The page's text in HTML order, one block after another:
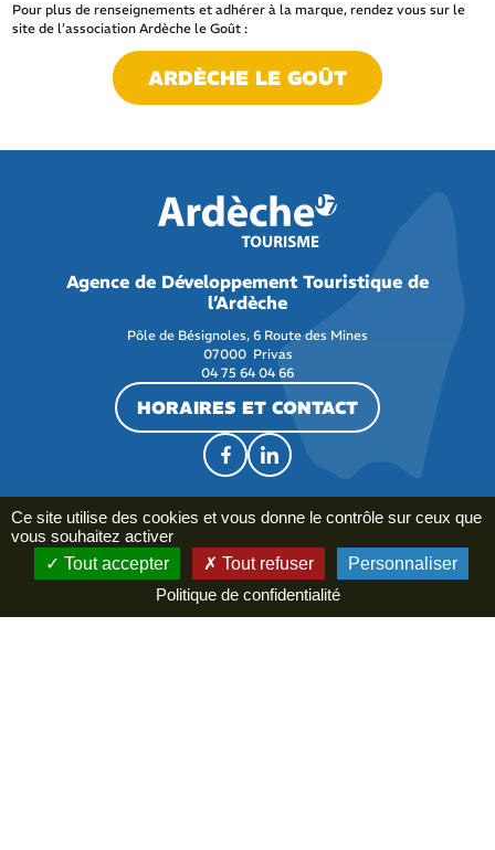
Pour plus de renseignements et adhérer à la marque, rendez vous sur le
site de l’association Ardèche le Goût :
ARDÈCHE LE GOÛT
Agence de Développement Touristique de
l’Ardèche
Pôle de Bésignoles, 6 Route des Mines
07000 Privas
04 75 64 04 66
HORAIRES ET CONTACT
Le tourisme en Ardèche
Stratégie de la destination
Ce site utilise des cookies et vous donne le contrôle sur ceux que
vous souhaitez activer
Tout accepter
Tout refuser
Personnaliser
Politique de confidentialité